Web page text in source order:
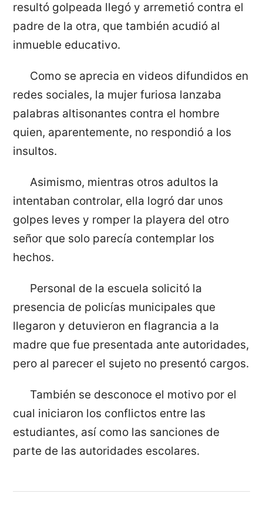
resultó golpeada llegó y arremetió contra el
padre de la otra, que también acudió al
inmueble educativo.
Como se aprecia en videos difundidos en
redes sociales, la mujer furiosa lanzaba
palabras altisonantes contra el hombre
quien, aparentemente, no respondió a los
insultos.
Asimismo, mientras otros adultos la
intentaban controlar, ella logró dar unos
golpes leves y romper la playera del otro
señor que solo parecía contemplar los
hechos.
Personal de la escuela solicitó la
presencia de policías municipales que
llegaron y detuvieron en flagrancia a la
madre que fue presentada ante autoridades,
pero al parecer el sujeto no presentó cargos.
También se desconoce el motivo por el
cual iniciaron los conflictos entre las
estudiantes, así como las sanciones de
parte de las autoridades escolares.